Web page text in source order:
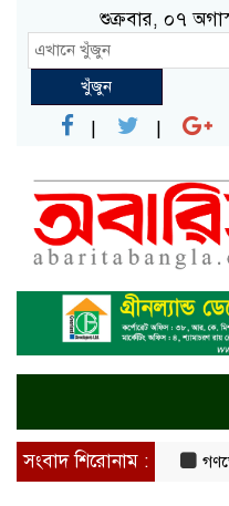
শুক্রবার, ০৭
খুঁজুন
সংবাদ শিরোনাম :গণভোটের